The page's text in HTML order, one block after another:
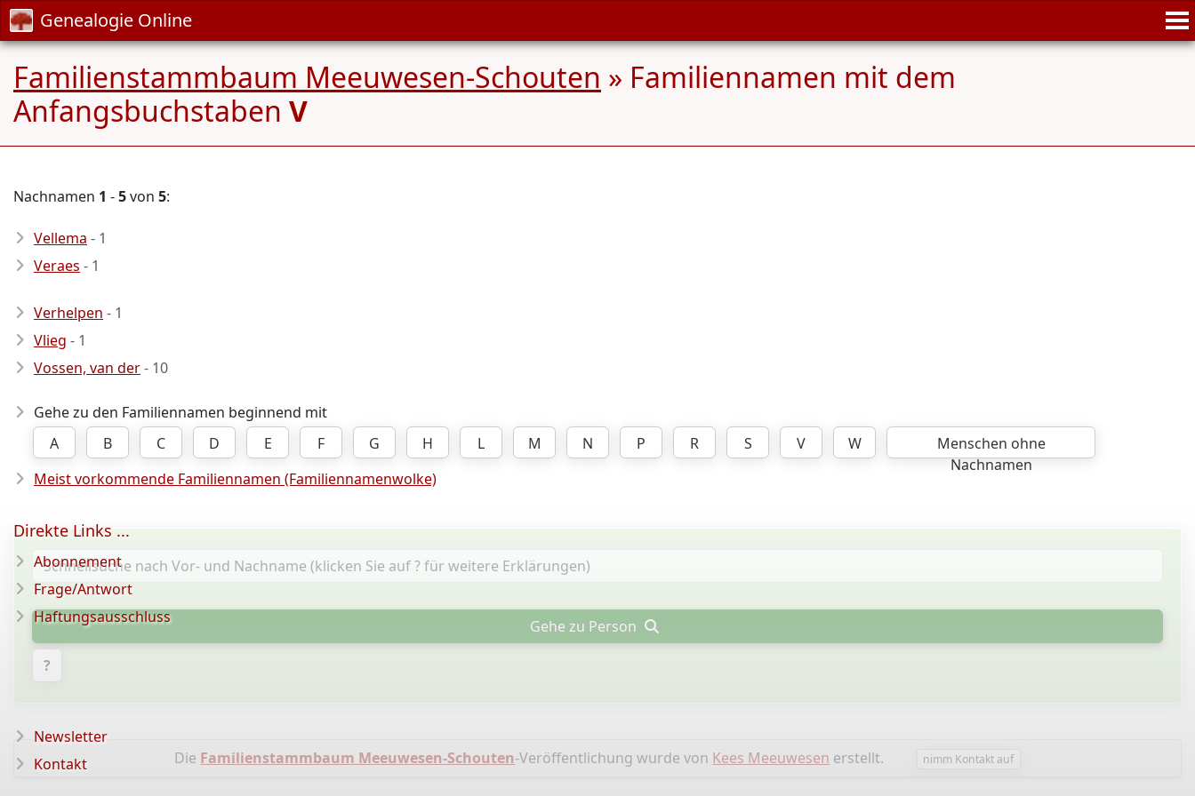
Genealogie Online
Familienstammbaum Meeuwesen-Schouten » Familiennamen mit dem
Anfangsbuchstaben V
Nachnamen 1 -5von 5:
Vellema - 1
Veraes - 1
Verhelpen - 1
Vlieg - 1
Vossen, van der- 10
Gehe zu den Familiennamen beginnend mit
A
B C D E F G H L M N P R S V W
Menschen ohne
Nachnamen
Meist vorkommende Familiennamen (Familiennamenwolke)
Gehe zu Person
?
Die Familienstammbaum Meeuwesen-Schouten-Veröffentlichung wurde von Kees Meeuwesen erstellt. nimm Kontakt auf
Direkte Links ...
Abonnement
Frage/Antwort
Haftungsausschluss
Newsletter
Kontakt